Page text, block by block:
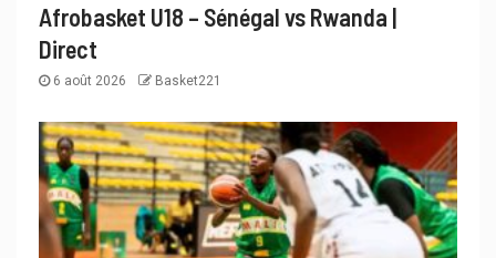
Afrobasket U18 – Sénégal vs Rwanda |
Direct
6 août 2026 Basket221